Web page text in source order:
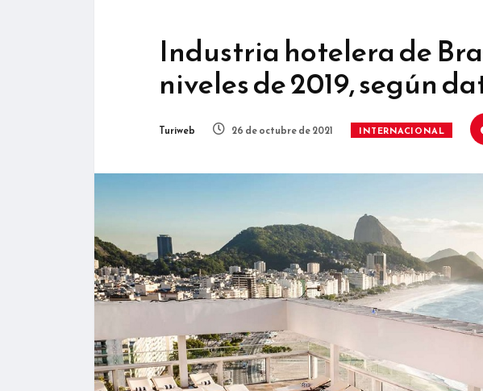
Industria hotelera de
niveles de 2019, según
Turiweb 26 de octubre de 2021 INTERNACIONAL